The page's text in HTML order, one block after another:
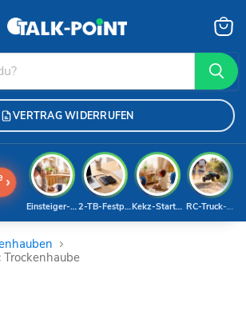
VERTRAG WIDERRUFEN
›
RC-Truck-Deal
Kekz-Starterset
2-TB-Festplatte
Einsteiger-Handy
Trockenhaube